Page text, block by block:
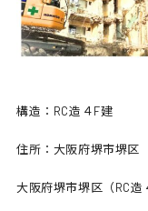
構造：RC造４F建
住所：大阪府堺市堺区
大阪府堺市堺区（RC造